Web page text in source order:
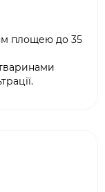
площею до 35